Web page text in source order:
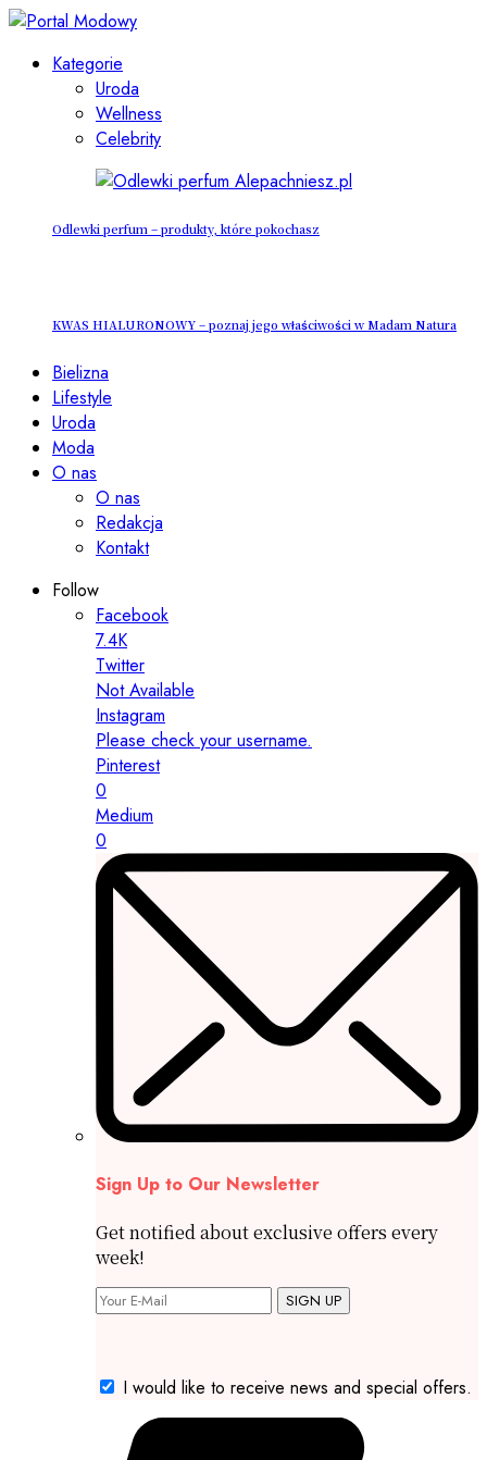
Kategorie
Uroda
Wellness
Celebrity
Odlewki perfum – produkty, które pokochasz
KWAS HIALURONOWY – poznaj jego właściwości w Madam Natura
Bielizna
Lifestyle
Uroda
Moda
O nas
O nas
Redakcja
Kontakt
Follow
Facebook
7.4K
Twitter
Not Available
Instagram
Please check your username.
Pinterest
0
Medium
0
Sign Up to Our Newsletter
Get notified about exclusive offers every
week!
SIGN UP
I would like to receive news and special offers.